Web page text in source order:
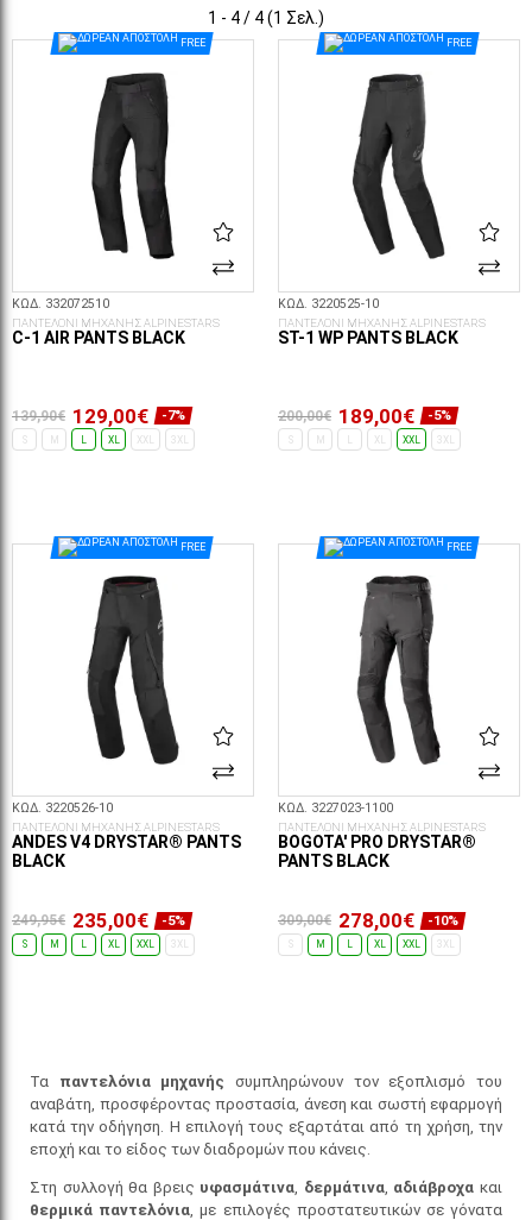
1 - 4 / 4 (1 Σελ.)
FREE
ΚΩΔ. 332072510
ΠΑΝΤΕΛΟΝΙ ΜΗΧΑΝΗΣ ALPINESTARS
C-1 AIR PANTS BLACK
139,90€ 129,00€ -7%
S XL XXL 3XL
FREE
ΚΩΔ. 3220525-10
ΠΑΝΤΕΛΟΝΙ ΜΗΧΑΝΗΣ ALPINESTARS
ST-1 WP PANTS BLACK
200,00€ 189,00€ -5%
S XL XXL 3XL
FREE
ΚΩΔ. 3220526-10
ΠΑΝΤΕΛΟΝΙ ΜΗΧΑΝΗΣ ALPINESTARS
ANDES V4 DRYSTAR® PANTS
BLACK
249,95€ 235,00€ -5%
S M L XL XXL 3XL
FREE
ΚΩΔ. 3227023-1100
ΠΑΝΤΕΛΟΝΙ ΜΗΧΑΝΗΣ ALPINESTARS
BOGOTA' PRO DRYSTAR®
PANTS BLACK
309,00€ 278,00€ -10%
S M L XL XXL 3XL
Τα παντελόνια μηχανής συμπληρώνουν τον εξοπλισμό του
αναβάτη, προσφέροντας προστασία, άνεση και σωστή εφαρμογή
κατά την οδήγηση. Η επιλογή τους εξαρτάται από τη χρήση, την
εποχή και το είδος των διαδρομών που κάνεις.
Στη συλλογή θα βρεις υφασμάτινα, δερμάτινα, αδιάβροχα και
θερμικά παντελόνια, με επιλογές προστατευτικών σε γόνατα